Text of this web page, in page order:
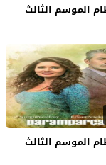
الموسم الثالث
الموسم الثالث